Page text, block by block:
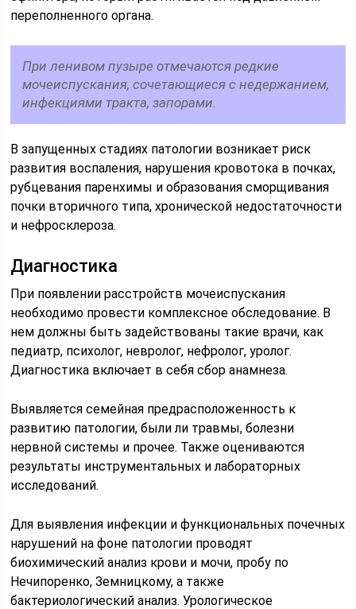
переполненного органа.
При ленивом пузыре отмечаются редкие
мочеиспускания, сочетающиеся с недержанием,
инфекциями тракта, запорами.
В запущенных стадиях патологии возникает риск
развития воспаления, нарушения кровотока в почках,
рубцевания паренхимы и образования сморщивания
почки вторичного типа, хронической недостаточности
и нефросклероза.
Диагностика
При появлении расстройств мочеиспускания
необходимо провести комплексное обследование. В
нем должны быть задействованы такие врачи, как
педиатр, психолог, невролог, нефролог, уролог.
Диагностика включает в себя сбор анамнеза.
Выявляется семейная предрасположенность к
развитию патологии, были ли травмы, болезни
нервной системы и прочее. Также оцениваются
результаты инструментальных и лабораторных
исследований.
Для выявления инфекции и функциональных почечных
нарушений на фоне патологии проводят
биохимический анализ крови и мочи, пробу по
Нечипоренко, Земницкому, а также
бактериологический анализ. Урологическое